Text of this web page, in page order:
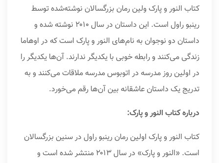
کتاب النور و پارک ولین رمان بزرگسالان نوشته‌شده توسط
رینبو راول است. این داستان در سال ۲۰۱۰ نوشته شده و
داستان‌ دو نوجوان به نام‌های النور و پارک است که در اوهاما
زندگی می‌کنند و رابطه خوبی با یکدیگر ندارند. آن‌ها یکدیگر را
در اولین روز مدرسه در اتوبوس مدرسه ملاقات می‌کنند و به
تدریج یک داستان عاشقانه بین آن‌ها رقم می‌خورد.
درباره کتاب النور و پارک:
کتاب النور و پارک اولین رمان رینبو راول در سنین بزرگسالان
است. «النور و پارک» در سال ۲۰۱۳ منتشر شده است و